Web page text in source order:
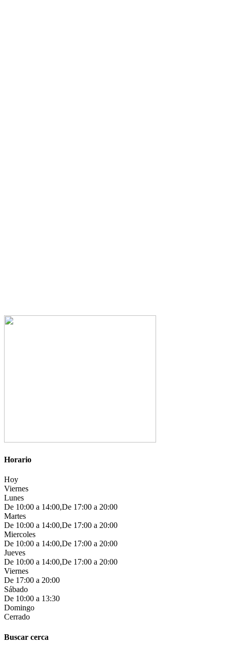
Horario
Hoy
Viernes
Lunes
De 10:00 a 14:00,De 17:00 a 20:00
Martes
De 10:00 a 14:00,De 17:00 a 20:00
Miercoles
De 10:00 a 14:00,De 17:00 a 20:00
Jueves
De 10:00 a 14:00,De 17:00 a 20:00
Viernes
De 17:00 a 20:00
Sábado
De 10:00 a 13:30
Domingo
Cerrado
Buscar cerca